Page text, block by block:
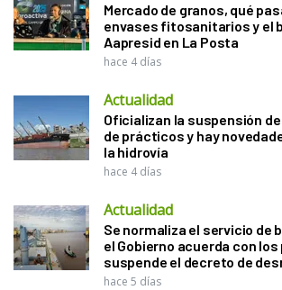
Mercado de granos, qué
envases fitosanitarios y el
Aapresid en La Posta
hace 4 días
Actualidad
Oficializan la suspensión
de prácticos y hay
la hidrovía
hace 4 días
Actualidad
Se normaliza el servicio de
el Gobierno acuerda con
suspende el decreto de
hace 5 días